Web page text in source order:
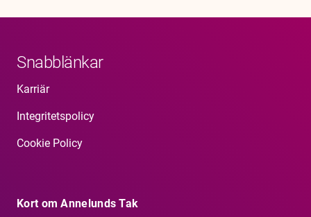
Snabblänkar
Karriär
Integritetspolicy
Cookie Policy
Kort om Annelunds Tak